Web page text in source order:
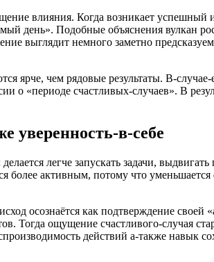
влияния. Когда возникает успешный
Подобные объяснения вулкан
выглядит немного заметно
ярче, чем рядовые результаты. В-
о «периоде счастливых-случаев». В
уверенность-в-себе
легче запускать задачи,
активным, потому что
осознаётся как подтверждение своей
ощущение счастливого-случая
действий а-также навык